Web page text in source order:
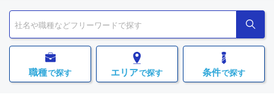
職種で探す エリアで探す 条件で探す